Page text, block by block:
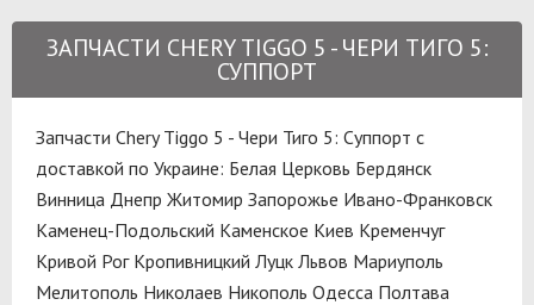
ЗАПЧАСТИ CHERY TIGGO 5 - ЧЕРИ ТИГО 5:
СУППОРТ
Запчасти Chery Tiggo 5 - Чери Тиго 5: Суппорт с
доставкой по Украине: Белая Церковь Бердянск
Винница Днепр Житомир Запорожье Ивано-Франковск
Каменец-Подольский Каменское Киев Кременчуг
Кривой Рог Кропивницкий Луцк Львов Мариуполь
Мелитополь Николаев Никополь Одесса Полтава